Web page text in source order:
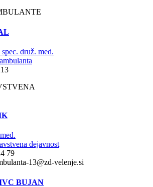
druž. med.
dejavnost
79
13@zd-velenje.si
BUJAN